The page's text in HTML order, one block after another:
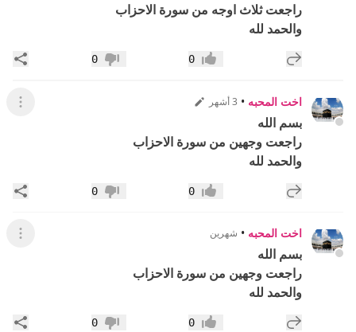
راجعت ثلاث اوجه من سورة الاحزاب
والحمد لله
إضافة رد جديد إعجاب0 عدم إعجاب
0
اخت المحبه • 3 أشهر عرض
بسم الله
راجعت وجهين من سورة الاحزاب
والحمد لله
إضافة رد جديد إعجاب0 عدم إعجاب
0
اخت المحبه • شهرين عرض
بسم الله
راجعت وجهين من سورة الاحزاب
والحمد لله
إضافة رد جديد إعجاب0 عدم إعجاب
0